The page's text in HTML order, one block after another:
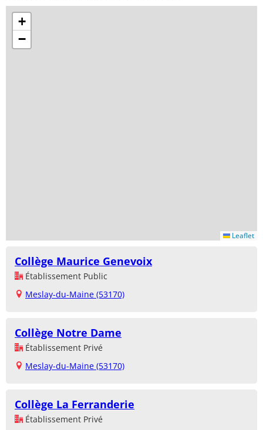
+
−
Leaflet
Collège Maurice Genevoix
Établissement Public
Meslay-du-Maine (53170)
Collège Notre Dame
Établissement Privé
Meslay-du-Maine (53170)
Collège La Ferranderie
Établissement Privé